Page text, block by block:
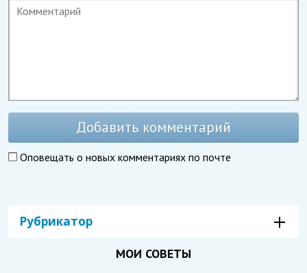
Добавить комментарий
Оповещать о новых комментариях по почте
Рубрикатор
МОИ СОВЕТЫ